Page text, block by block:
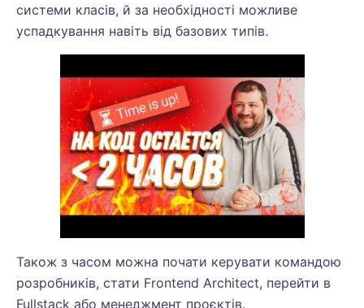
системи класів, й за необхідності можливе
успадкування навіть від базових типів.
Також з часом можна почати керувати командою
розробників, стати Frontend Architect, перейти в
Fullstack або менеджмент проєктів.